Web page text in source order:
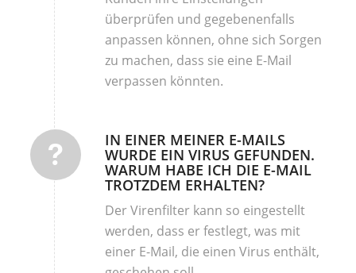
überprüfen und gegebenenfalls
anpassen können, ohne sich Sorgen
zu machen, dass sie eine E-Mail
verpassen könnten.
IN EINER MEINER E-MAILS
WURDE EIN VIRUS GEFUNDEN.
WARUM HABE ICH DIE E-MAIL
TROTZDEM ERHALTEN?
Der Virenfilter kann so eingestellt
werden, dass er festlegt, was mit
einer E-Mail, die einen Virus enthält,